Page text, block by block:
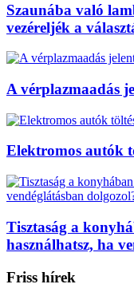
Szaunába való
vezéreljék a
A vérplazmaadás
Elektromos autók
Tisztaság a
használhatsz, ha
Friss hírek